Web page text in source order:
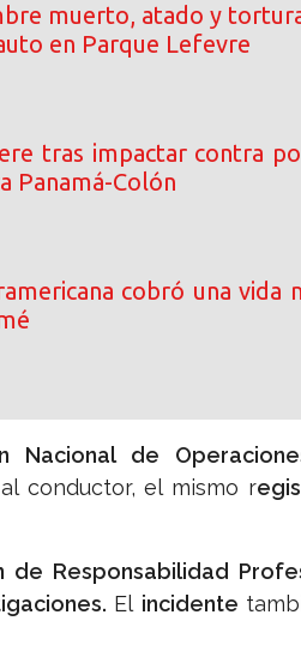
muerto, atado y
en Parque Lefevre
tras impactar contra
Panamá-Colón
cobró una vida
Nacional de
al conductor, el mismo r
de Responsabilidad
El incidente